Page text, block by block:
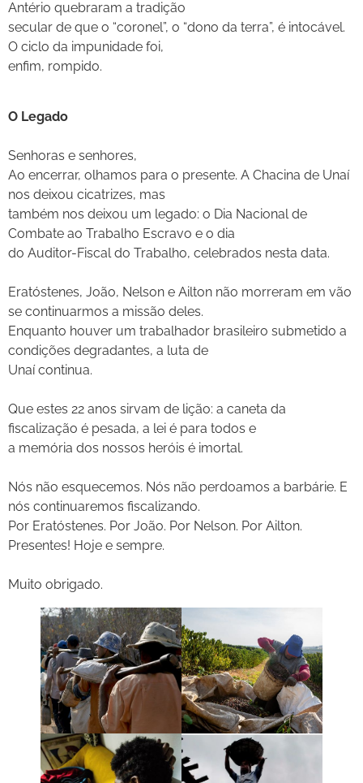
Antério quebraram a tradição
secular de que o “coronel”, o “dono da terra”, é intocável.
O ciclo da impunidade foi,
enfim, rompido.
O Legado
Senhoras e senhores,
Ao encerrar, olhamos para o presente. A Chacina de Unaí
nos deixou cicatrizes, mas
também nos deixou um legado: o Dia Nacional de
Combate ao Trabalho Escravo e o dia
do Auditor-Fiscal do Trabalho, celebrados nesta data.
Eratóstenes, João, Nelson e Ailton não morreram em vão
se continuarmos a missão deles.
Enquanto houver um trabalhador brasileiro submetido a
condições degradantes, a luta de
Unaí continua.
Que estes 22 anos sirvam de lição: a caneta da
fiscalização é pesada, a lei é para todos e
a memória dos nossos heróis é imortal.
Nós não esquecemos. Nós não perdoamos a barbárie. E
nós continuaremos fiscalizando.
Por Eratóstenes. Por João. Por Nelson. Por Ailton.
Presentes! Hoje e sempre.
Muito obrigado.